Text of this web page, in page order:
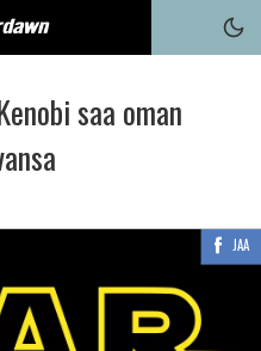
saa oman
JAA